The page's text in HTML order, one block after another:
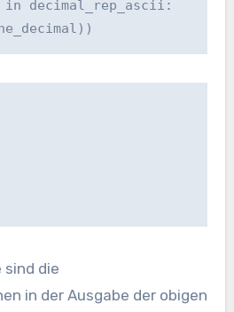
in decimal_rep_ascii:
sind die
in der Ausgabe der obigen